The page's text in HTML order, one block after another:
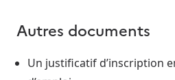
Autres documents
Un justificatif d’inscription